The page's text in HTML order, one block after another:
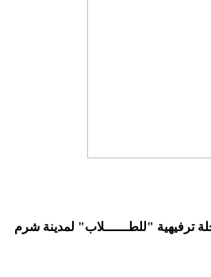
ترفيهية "للطــــــلاب" لمدينة شرم